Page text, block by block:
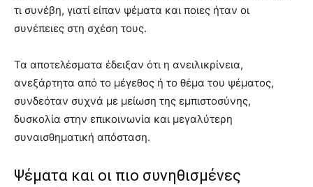
τι συνέβη, γιατί είπαν ψέματα και ποιες ήταν οι
συνέπειες στη σχέση τους.
Τα αποτελέσματα έδειξαν ότι η ανειλικρίνεια,
ανεξάρτητα από το μέγεθος ή το θέμα του ψέματος,
συνδεόταν συχνά με μείωση της εμπιστοσύνης,
δυσκολία στην επικοινωνία και μεγαλύτερη
συναισθηματική απόσταση.
Ψέματα και οι πιο συνηθισμένες